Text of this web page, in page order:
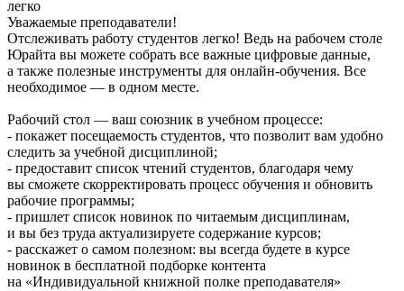
Уважаемые преподаватели!
Отслеживать работу студентов легко! Ведь на рабочем столе
Юрайта вы можете собрать все важные цифровые данные,
а также полезные инструменты для онлайн-обучения. Все
необходимое — в одном месте.
Рабочий стол — ваш союзник в учебном процессе:
- покажет посещаемость студентов, что позволит вам удобно
следить за учебной дисциплиной;
- предоставит список чтений студентов, благодаря чему
вы сможете скорректировать процесс обучения и обновить
рабочие программы;
- пришлет список новинок по читаемым дисциплинам,
и вы без труда актуализируете содержание курсов;
- расскажет о самом полезном: вы всегда будете в курсе
новинок в бесплатной подборке контента
на «Индивидуальной книжной полке преподавателя»